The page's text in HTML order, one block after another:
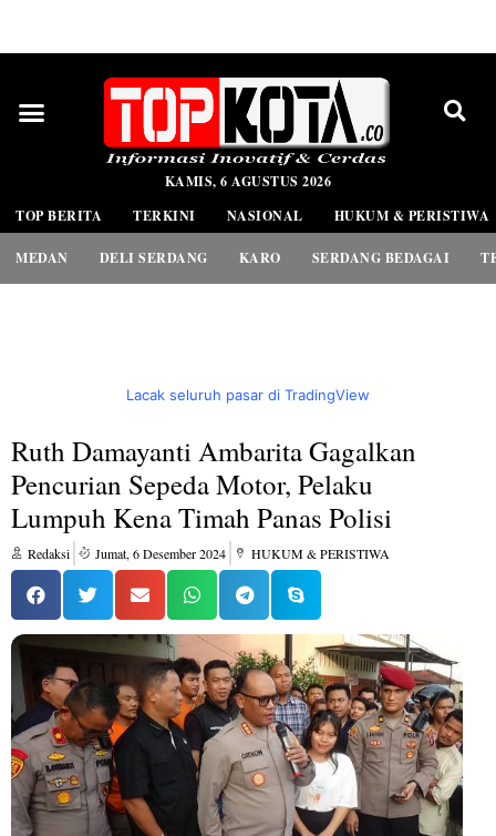
KAMIS, 6 AGUSTUS 2026
TOP BERITA
TERKINI NASIONAL HUKUM & PERISTIWA
MEDAN DELI SERDANG KARO SERDANG BEDAGAI
Lacak seluruh pasar di TradingView
Ruth Damayanti Ambarita Gagalkan
Pencurian Sepeda Motor, Pelaku
Lumpuh Kena Timah Panas Polisi
Redaksi Jumat, 6 Desember 2024 HUKUM & PERISTIWA